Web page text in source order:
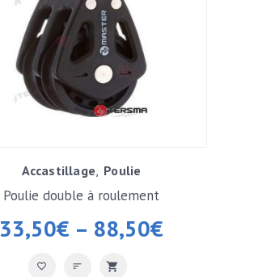
Accastillage Poulie
33,50€ – 88,50€
Poulie double à roulement